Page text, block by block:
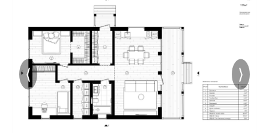
⟨ ⟩